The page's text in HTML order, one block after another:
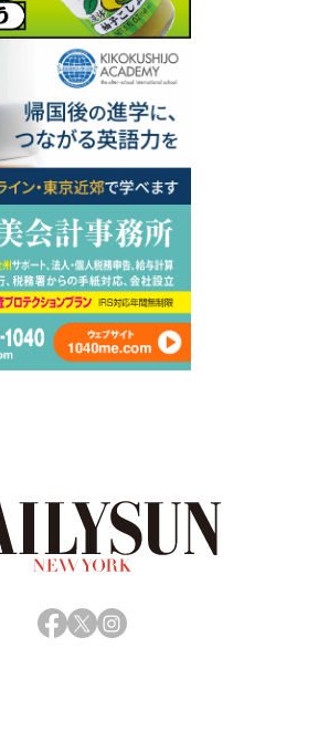
Facebook
X Instagram